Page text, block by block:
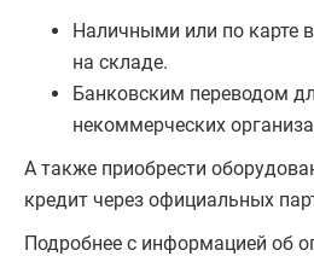
Наличными или по карте
на складе.
Банковским переводом
некоммерческих
А также приобрести
кредит через официальных
Подробнее с информацией об